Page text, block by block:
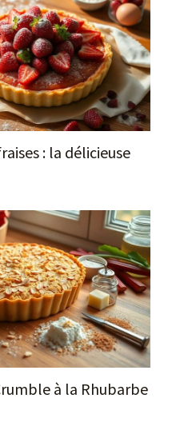
: la délicieuse
à la Rhubarbe